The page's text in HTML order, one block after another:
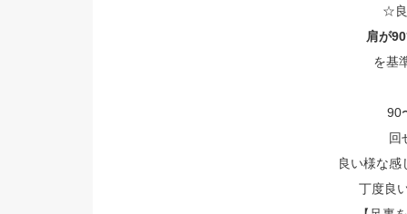
☆良
肩が
を基
90
回
良い様な感
丁度良